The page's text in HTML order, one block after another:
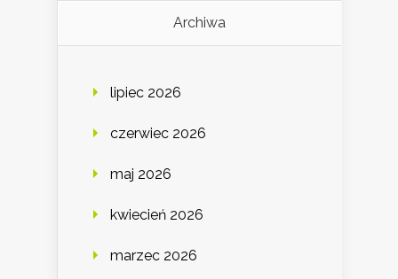
Archiwa
lipiec 2026
czerwiec 2026
maj 2026
kwiecień 2026
marzec 2026